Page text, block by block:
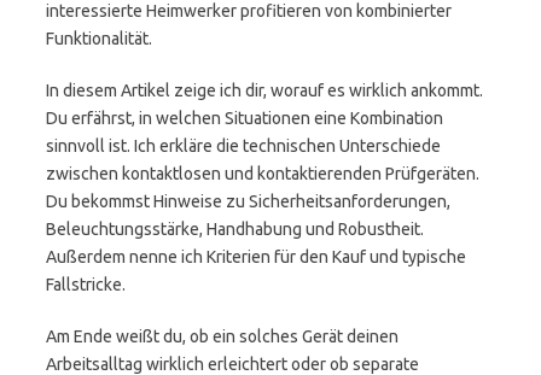
interessierte Heimwerker profitieren von kombinierter
Funktionalität.
In diesem Artikel zeige ich dir, worauf es wirklich ankommt.
Du erfährst, in welchen Situationen eine Kombination
sinnvoll ist. Ich erkläre die technischen Unterschiede
zwischen kontaktlosen und kontaktierenden Prüfgeräten.
Du bekommst Hinweise zu Sicherheitsanforderungen,
Beleuchtungsstärke, Handhabung und Robustheit.
Außerdem nenne ich Kriterien für den Kauf und typische
Fallstricke.
Am Ende weißt du, ob ein solches Gerät deinen
Arbeitsalltag wirklich erleichtert oder ob separate